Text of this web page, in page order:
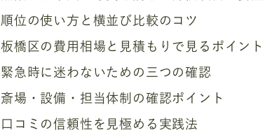
順位の使い方と横並び比較のコツ
板橋区の費用相場と見積もりで見るポイント
緊急時に迷わないための三つの確認
斎場・設備・担当体制の確認ポイント
口コミの信頼性を見極める実践法